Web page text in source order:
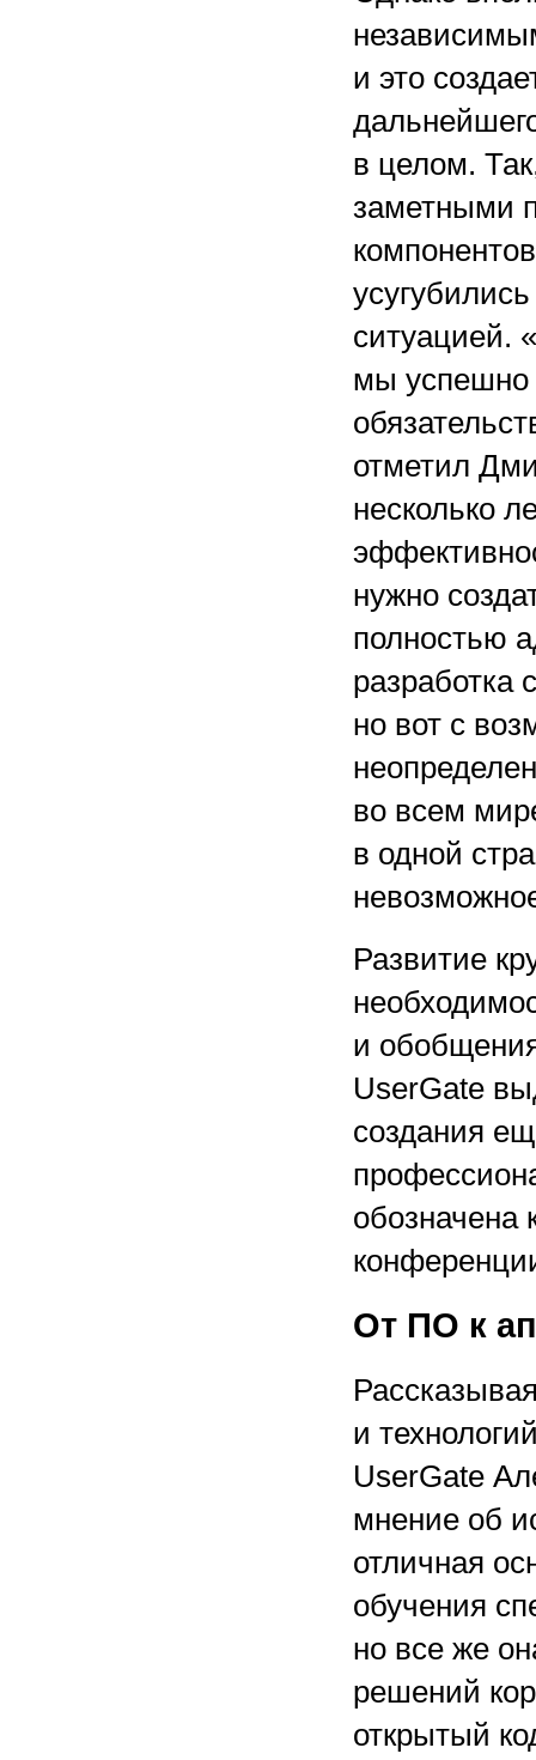
и это
в целом.
заметными
ситуацией.
мы успешно
отметил
несколько
нужно
полностью
разработка
но вот с
во всем
в одной
Развитие
и
UserGate
создания
обозначена
От ПО к
и
UserGate
мнение об
отличная
обучения
но все же
решений
открытый